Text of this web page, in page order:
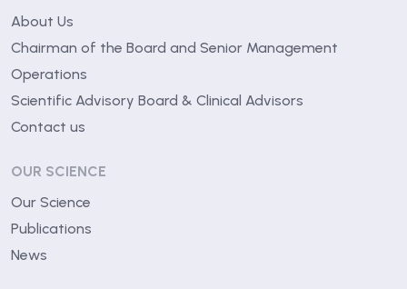
About Us
Chairman of the Board and Senior Management
Operations
Scientific Advisory Board & Clinical Advisors
Contact us
OUR SCIENCE
Our Science
Publications
News